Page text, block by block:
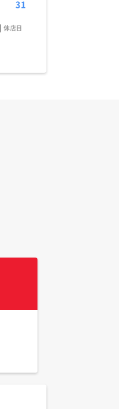
31
休店日